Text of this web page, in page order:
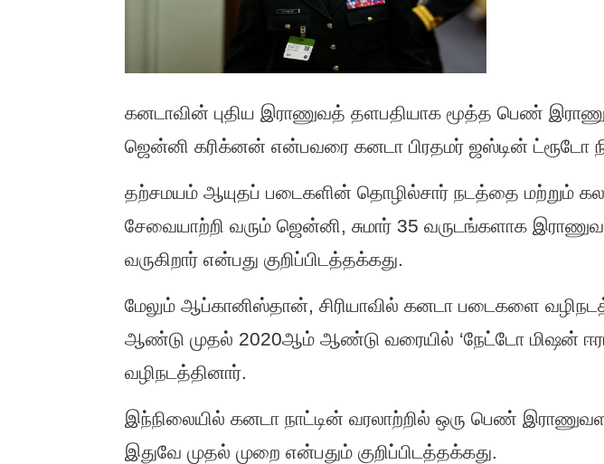
கனடாவின் புதிய இராணுவத் தளபதியாக மூத்த பெண்
ஜென்னி கரிக்னன் என்பவரை கனடா பிரதமர் ஜஸ்டின் ட்ரூடோ
தற்சமயம் ஆயுதப் படைகளின் தொழில்சார் நடத்தை மற்றும்
சேவையாற்றி வரும் ஜென்னி, சுமார் 35 வருடங்களாக
வருகிறார் என்பது குறிப்பிடத்தக்கது.
மேலும் ஆப்கானிஸ்தான், சிரியாவில் கனடா படைகளை
ஆண்டு முதல் 2020ஆம் ஆண்டு வரையில் ‘நேட்டோ மிஷன்
வழிநடத்தினார்.
இந்நிலையில் கனடா நாட்டின் வரலாற்றில் ஒரு பெண்
இதுவே முதல் முறை என்பதும் குறிப்பிடத்தக்கது.